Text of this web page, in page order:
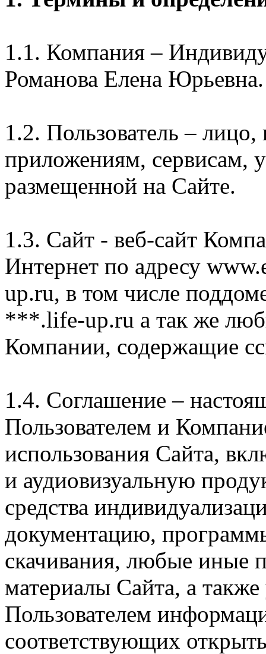
1.1. Компания –
Романова Елена Юрьевна.
1.2. Пользователь –
приложениям, сервисам,
размещенной на Сайте.
1.3. Сайт - веб-сайт
Интернет по адресу
up.ru, в том числе
***.life-up.ru а так же
Компании, содержащие
1.4. Соглашение –
Пользователем и
использования Сайта,
и аудиовизуальную
средства
документацию,
скачивания, любые иные
материалы Сайта, а
Пользователем
соответствующих